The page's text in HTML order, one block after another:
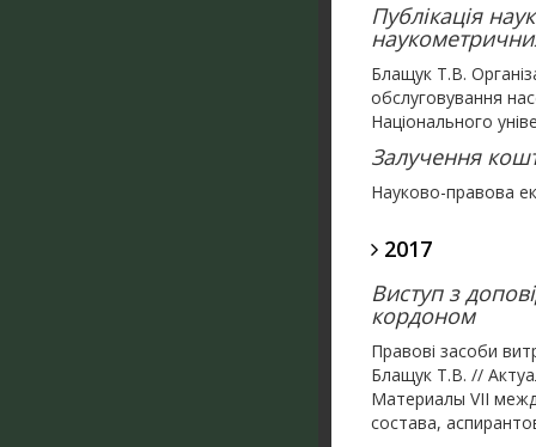
Публікація
Блащук Т.В.
обслуговування
Національного
Залучення
Науково-правова
2017
Виступ з
кордоном
Правові засоби
Блащук Т.В. //
Материалы VIІ
состава,